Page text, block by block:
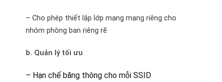
– Cho phép thiết lập lớp mạng mạng riêng cho
nhóm phòng ban riêng rẽ
b. Quản lý tối ưu
– Hạn chế băng thông cho mỗi SSID